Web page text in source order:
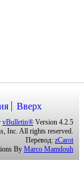
Вверх
vBulletin® Version 4.2.5
Inc. All rights reserved.
Перевод: zCarot
By Marco Mamdouh